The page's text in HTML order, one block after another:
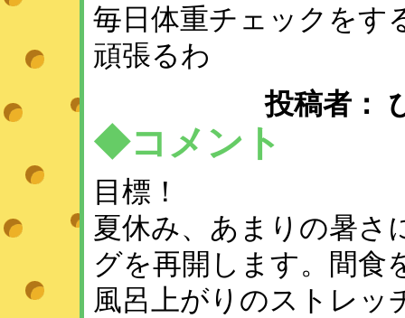
毎日体重チェックをす
頑張るわ
投稿者：
◆コメント
目標！
夏休み、あまりの暑さ
グを再開します。間食
風呂上がりのストレッ